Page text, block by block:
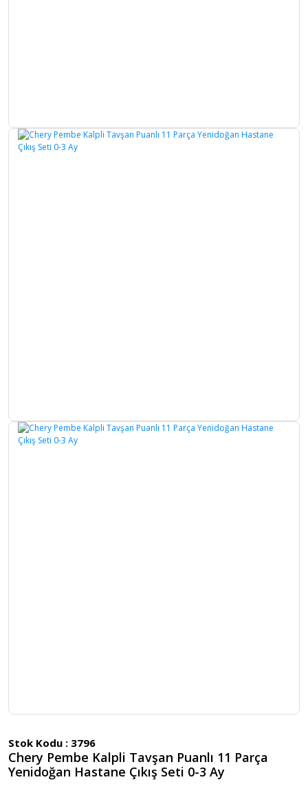
Stok Kodu : 3796
Chery Pembe Kalpli Tavşan Puanlı 11 Parça
Yenidoğan Hastane Çıkış Seti 0-3 Ay